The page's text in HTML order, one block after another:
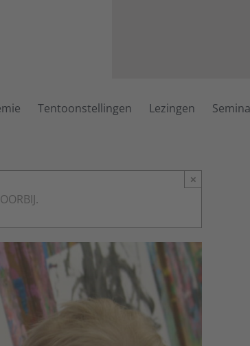
Tentoonstellingen Lezingen
×